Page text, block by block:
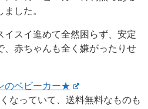
した。
イスイ進めて全然困らず、安定
、赤ちゃんも全く嫌がったりせ
のベビーカー★
なっていて、送料無料なものも